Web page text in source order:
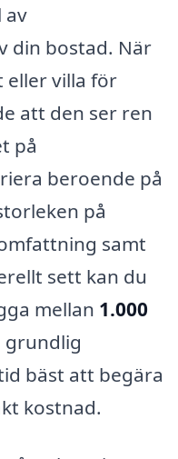
av
din bostad. När
eller villa för
att den ser ren
på
beroende på
på
samt
sett kan du
mellan 1.000
grundlig
bäst att begära
kostnad.